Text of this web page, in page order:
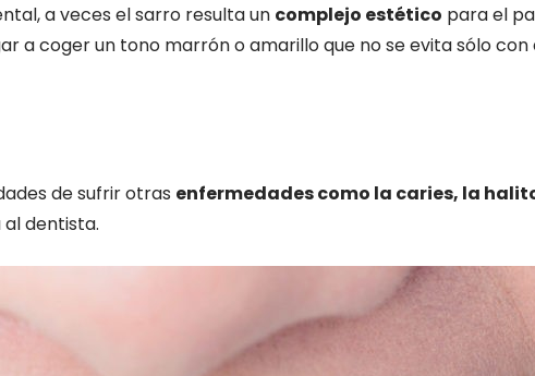
a veces el sarro resulta un complejo estético para el
a coger un tono marrón o amarillo que no se evita sólo con
de sufrir otras enfermedades como la caries, la
dentista.